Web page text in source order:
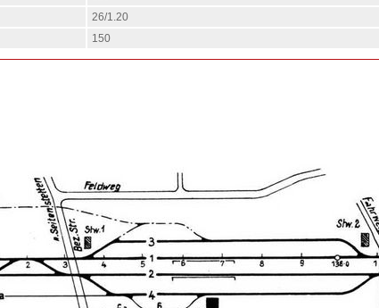
26/1.20
150